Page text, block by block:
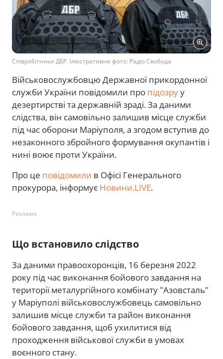
Співробітники ДБР. Ілюстративне фото: Радіо Свобода
Військовослужбовцю Державної прикордонної
служби України повідомили про підозруу
дезертирстві та державній зраді. За даними
слідства, він самовільно залишив місце служби
під час оборони Маріуполя, а згодом вступив до
незаконного збройного формування окупантів і
нині воює проти України.
Про це повідомили в Офісі Генерального
прокурора, інформує Новини.LIVE.
Реклама
Що встановило слідство
За даними правоохоронців, 16 березня 2022
року під час виконання бойового завдання на
території металургійного комбінату "Азовсталь"
у Маріуполі військовослужбовець самовільно
залишив місце служби та район виконання
бойового завдання, щоб ухилитися від
проходження військової служби в умовах
воєнного стану.